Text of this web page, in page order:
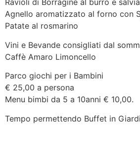
Ravioli di Borragine al burro e salvia
Agnello aromatizzato al forno con
Patate al rosmarino
Vini e Bevande consigliati dal
Caffè Amaro Limoncello
Parco giochi per i Bambini
€ 25,00 a persona
Menu bimbi da 5 a 10anni € 10,00.
Tempo permettendo Buffet in